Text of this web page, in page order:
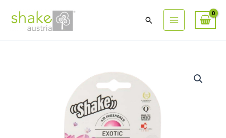
Suchen